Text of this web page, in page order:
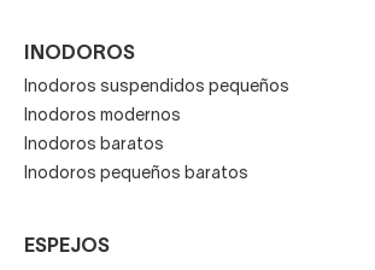
INODOROS
Inodoros suspendidos pequeños
Inodoros modernos
Inodoros baratos
Inodoros pequeños baratos
ESPEJOS